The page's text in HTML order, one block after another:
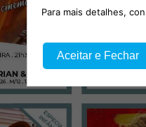
Para mais detalhes,
Aceitar e Fechar